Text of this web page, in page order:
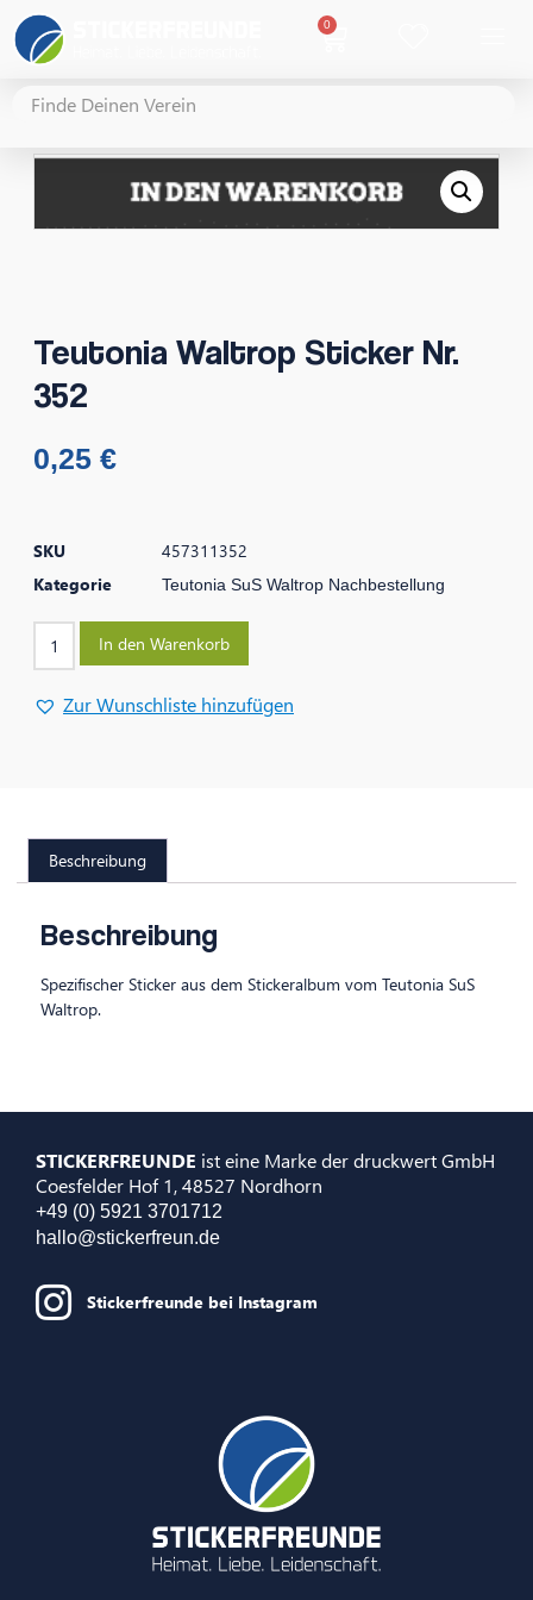
0
Teutonia Waltrop Sticker Nr.
352
0,25 €
SKU
457311352
Kategorie
Teutonia SuS Waltrop Nachbestellung
In den Warenkorb
Zur Wunschliste hinzufügen
Beschreibung
Beschreibung
Spezifischer Sticker aus dem Stickeralbum vom Teutonia SuS
Waltrop.
STICKERFREUNDE ist eine Marke der druckwert GmbH
Coesfelder Hof 1, 48527 Nordhorn
+49 (0) 5921 3701712
hallo@stickerfreun.de
Stickerfreunde bei Instagram